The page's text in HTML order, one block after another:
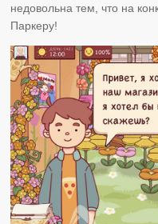
недовольна тем, что на
Паркеру!